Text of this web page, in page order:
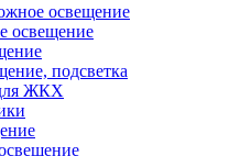
освещение
освещение
подсветка
ЖКХ